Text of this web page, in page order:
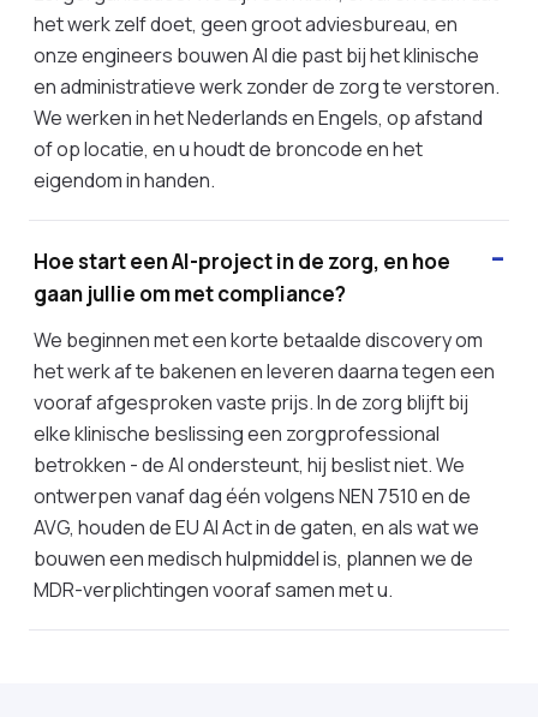
het werk zelf doet, geen groot adviesbureau, en
onze engineers bouwen AI die past bij het klinische
en administratieve werk zonder de zorg te verstoren.
We werken in het Nederlands en Engels, op afstand
of op locatie, en u houdt de broncode en het
eigendom in handen.
Hoe start een AI-project in de zorg, en hoe
gaan jullie om met compliance?
We beginnen met een korte betaalde discovery om
het werk af te bakenen en leveren daarna tegen een
vooraf afgesproken vaste prijs. In de zorg blijft bij
elke klinische beslissing een zorgprofessional
betrokken - de AI ondersteunt, hij beslist niet. We
ontwerpen vanaf dag één volgens NEN 7510 en de
AVG, houden de EU AI Act in de gaten, en als wat we
bouwen een medisch hulpmiddel is, plannen we de
MDR-verplichtingen vooraf samen met u.